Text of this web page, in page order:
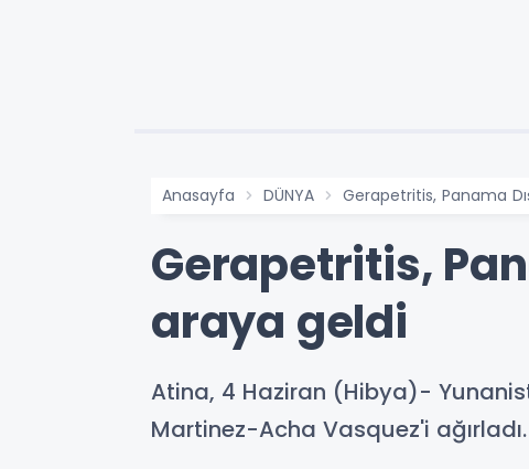
Anasayfa DÜNYA Gerapetritis, Panama
Gerapetritis,
araya geldi
Atina, 4 Haziran (Hibya)-
Martinez-Acha Vasquez'i ağırladı.